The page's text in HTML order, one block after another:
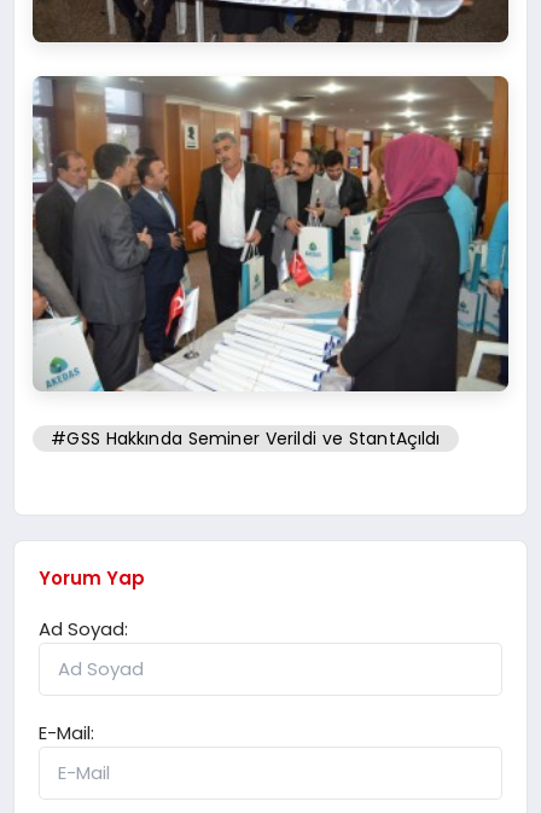
#GSS Hakkında Seminer Verildi ve StantAçıldı
Yorum Yap
Ad Soyad:
E-Mail: